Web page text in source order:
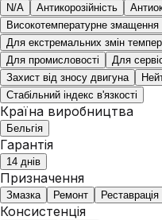
N/A Антикорозійність
Високотемпературне змащення
Для екстремальних змін
Для промисловості
Для
Захист від зносу двигуна
Стабільний індекс в'язкості
Країна виробництва
Бельгія
Гарантія
14 днів
Призначення
Змазка Ремонт Реставрація
Консистенція